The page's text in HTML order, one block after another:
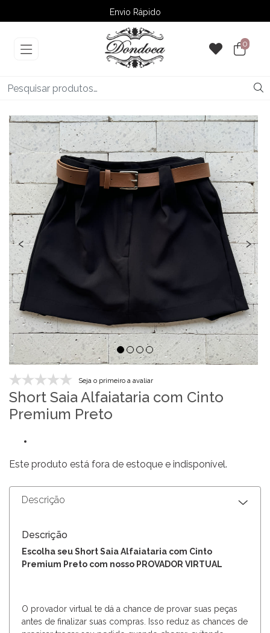
Envio Rápido
➚ Ofertas– Até 60% OFF
0
‹ ›
Seja o primeiro a avaliar
Short Saia Alfaiataria com Cinto
Premium Preto
Este produto está fora de estoque e indisponível.
Descrição
Descrição
Escolha seu Short Saia Alfaiataria com Cinto
Premium Preto com nosso PROVADOR VIRTUAL
O provador virtual te dá a chance de provar suas peças
antes de finalizar suas compras. Isso reduz as chances de